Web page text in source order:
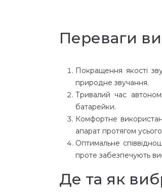
Переваги
Покращення якості
природне звучання.
Тривалий час
батарейки.
Комфортне
апарат протягом
Оптимальне
проте забезпечують
Де та як